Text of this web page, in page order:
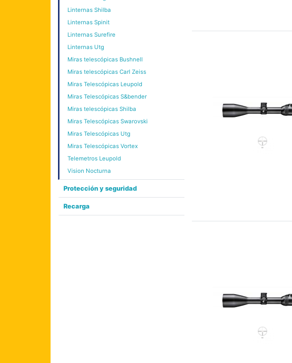
Linternas Shilba
Linternas Spinit
Linternas Surefire
Linternas Utg
Miras telescópicas Bushnell
Miras telescópicas Carl Zeiss
Miras Telescópicas Leupold
Miras Telescópicas S&bender
Miras telescópicas Shilba
Miras Telescópicas Swarovski
Miras Telescópicas Utg
Miras Telescópicas Vortex
Telemetros Leupold
Vision Nocturna
Protección y seguridad
Recarga